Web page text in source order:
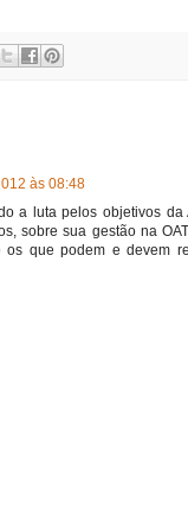
às 08:48
a luta pelos objetivos
sobre sua gestão na
que podem e devem